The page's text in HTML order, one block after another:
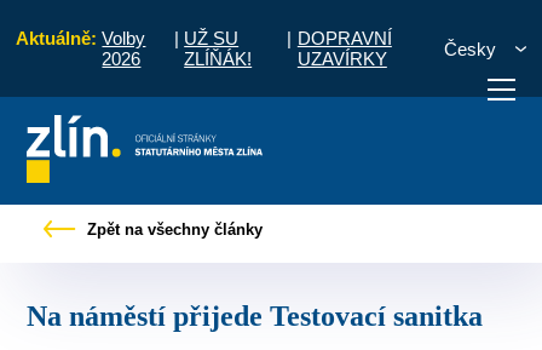
Aktuálně: Volby
2026
| UŽ SU
ZLÍŇÁK!
| DOPRAVNÍ
UZAVÍRKY
Česky
vyřídit Potřebuji zaplatit
Zpět na všechny články
Na náměstí přijede Testovací sanitka